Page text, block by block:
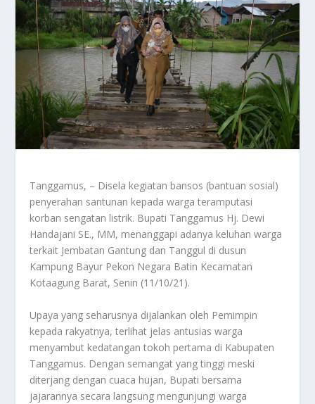
Tanggamus, – Disela kegiatan bansos (bantuan sosial)
penyerahan santunan kepada warga teramputasi
korban sengatan listrik. Bupati Tanggamus Hj. Dewi
Handajani SE., MM, menanggapi adanya keluhan warga
terkait Jembatan Gantung dan Tanggul di dusun
Kampung Bayur Pekon Negara Batin Kecamatan
Kotaagung Barat, Senin (11/10/21).
Upaya yang seharusnya dijalankan oleh Pemimpin
kepada rakyatnya, terlihat jelas antusias warga
menyambut kedatangan tokoh pertama di Kabupaten
Tanggamus. Dengan semangat yang tinggi meski
diterjang dengan cuaca hujan, Bupati bersama
jajarannya secara langsung mengunjungi warga